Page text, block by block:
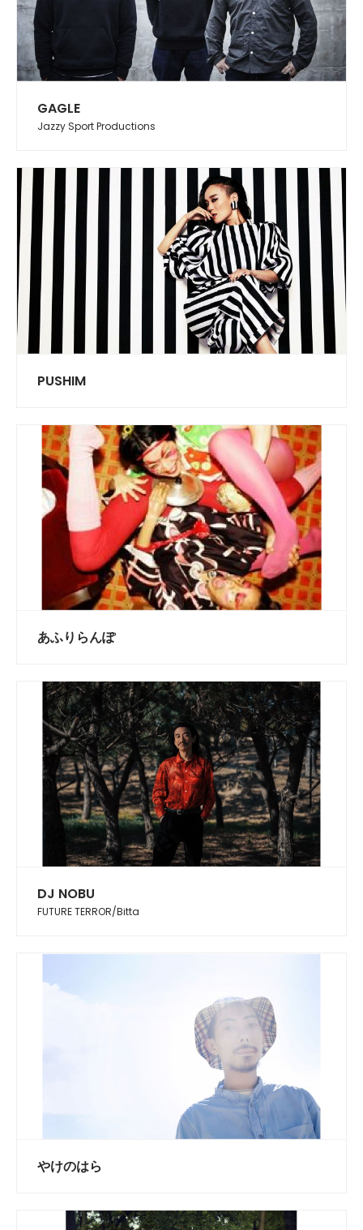
GAGLE
Jazzy Sport Productions
PUSHIM
あふりらんぽ
DJ NOBU
FUTURE TERROR/Bitta
やけのはら